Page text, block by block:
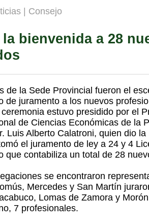
| Consejo
bienvenida a 28
de la Sede Provincial fueron el
de juramento a los nuevos
estuvo presidido por el
de Ciencias Económicas de la
Luis Alberto Calatroni, quien dio
el juramento de ley a 24 y 4
que contabiliza un total de 28
se encontraron
Mercedes y San Martín
Lomas de Zamora y
7 profesionales.